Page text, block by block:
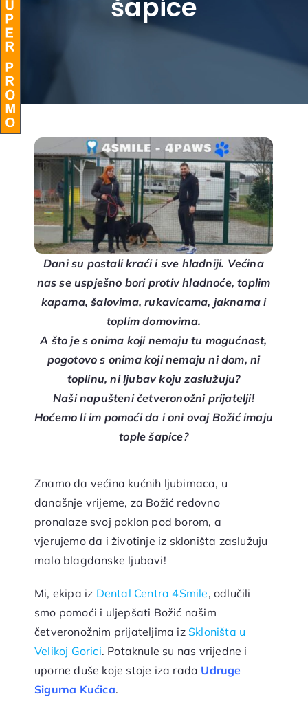
šapice
Dani su postali kraći i sve hladniji. Većina
nas se uspješno bori protiv hladnoće, toplim
kapama, šalovima, rukavicama, jaknama i
toplim domovima.
A što je s onima koji nemaju tu mogućnost,
pogotovo s onima koji nemaju ni dom, ni
toplinu, ni ljubav koju zaslužuju?
Naši napušteni četveronožni prijatelji!
Hoćemo li im pomoći da i oni ovaj Božić imaju
tople šapice?
Znamo da većina kućnih ljubimaca, u
današnje vrijeme, za Božić redovno
pronalaze svoj poklon pod borom, a
vjerujemo da i životinje iz skloništa zaslužuju
malo blagdanske ljubavi!
Mi, ekipa iz Dental Centra 4Smile, odlučili
smo pomoći i uljepšati Božić našim
četveronožnim prijateljima iz Skloništa u
Velikoj Gorici. Potaknule su nas vrijedne i
uporne duše koje stoje iza rada Udruge
Sigurna Kućica.